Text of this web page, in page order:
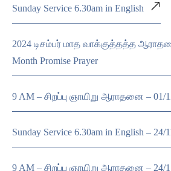
Sunday Service 6.30am in English
2024 டிசம்பர் மாத வாக்குத்தத்த
Month Promise Prayer
9 AM – சிறப்பு ஞாயிறு ஆராதனை – 01/
Sunday Service 6.30am in English – 24/
9 AM – சிறப்பு ஞாயிறு ஆராதனை – 24/